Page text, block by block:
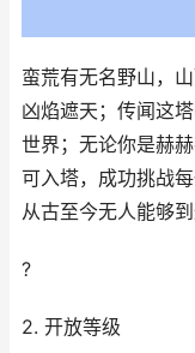
蛮荒有无名野山，
凶焰遮天；传闻这
世界；无论你是赫
可入塔，成功挑战
从古至今无人能够到
?
2. 开放等级